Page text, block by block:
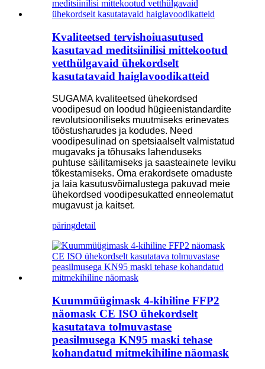
Kvaliteetsed tervishoiuasutused
kasutavad meditsiinilisi mittekootud
vetthülgavaid ühekordselt
kasutatavaid haiglavoodikatteid
SUGAMA kvaliteetsed ühekordsed
voodipesud on loodud hügieenistandardite
revolutsiooniliseks muutmiseks erinevates
tööstusharudes ja kodudes. Need
voodipesulinad on spetsiaalselt valmistatud
mugavaks ja tõhusaks lahenduseks
puhtuse säilitamiseks ja saasteainete leviku
tõkestamiseks. Oma erakordsete omaduste
ja laia kasutusvõimalustega pakuvad meie
ühekordsed voodipesukatted enneolematut
mugavust ja kaitset.
päringdetail
Kuummüügimask 4-kihiline FFP2
näomask CE ISO ühekordselt
kasutatava tolmuvastase
peasilmusega KN95 maski tehase
kohandatud mitmekihiline näomask